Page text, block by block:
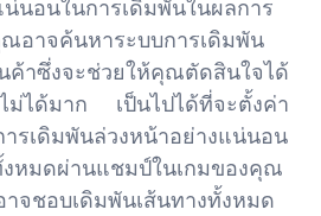
นอนในการเดิมพันในผลการ
อาจค้นหาระบบการเดิมพัน
ค้าซึ่งจะช่วยให้คุณตัดสินใจได้
ม่ได้มาก เป็นไปได้ที่จะตั้งค่า
รเดิมพันล่วงหน้าอย่างแน่นอน
หมดผ่านแชมป์ในเกมของคุณ
จชอบเดิมพันเส้นทางทั้งหมด